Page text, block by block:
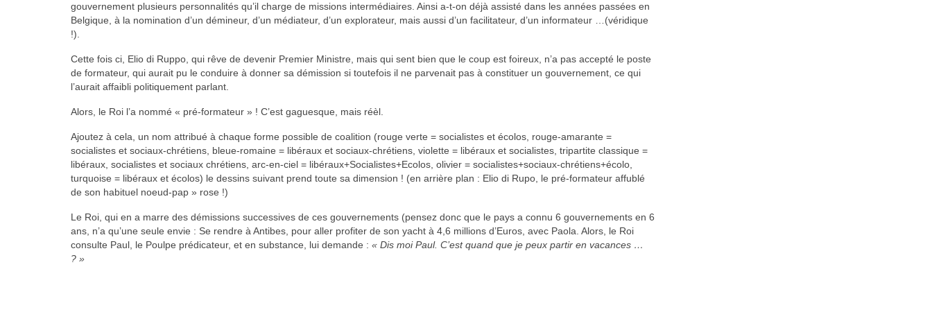
gouvernement plusieurs personnalités qu’il charge de missions intermédiaires. Ainsi a-t-on déjà assisté dans les années passées en
Belgique, à la nomination d’un démineur, d’un médiateur, d’un explorateur, mais aussi d’un facilitateur, d’un informateur …(véridique
!).
Cette fois ci, Elio di Ruppo, qui rêve de devenir Premier Ministre, mais qui sent bien que le coup est foireux, n’a pas accepté le poste
de formateur, qui aurait pu le conduire à donner sa démission si toutefois il ne parvenait pas à constituer un gouvernement, ce qui
l’aurait affaibli politiquement parlant.
Alors, le Roi l’a nommé « pré-formateur » ! C’est gaguesque, mais réèl.
Ajoutez à cela, un nom attribué à chaque forme possible de coalition (rouge verte = socialistes et écolos, rouge-amarante =
socialistes et sociaux-chrétiens, bleue-romaine = libéraux et sociaux-chrétiens, violette = libéraux et socialistes, tripartite classique =
libéraux, socialistes et sociaux chrétiens, arc-en-ciel = libéraux+Socialistes+Ecolos, olivier = socialistes+sociaux-chrétiens+écolo,
turquoise = libéraux et écolos) le dessins suivant prend toute sa dimension ! (en arrière plan : Elio di Rupo, le pré-formateur affublé
de son habituel noeud-pap » rose !)
Le Roi, qui en a marre des démissions successives de ces gouvernements (pensez donc que le pays a connu 6 gouvernements en 6
ans, n’a qu’une seule envie : Se rendre à Antibes, pour aller profiter de son yacht à 4,6 millions d’Euros, avec Paola. Alors, le Roi
consulte Paul, le Poulpe prédicateur, et en substance, lui demande : « Dis moi Paul. C’est quand que je peux partir en vacances …
? »